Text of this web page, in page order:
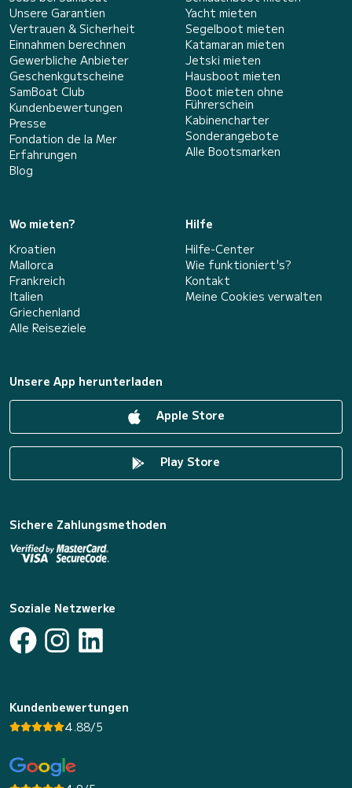
Unsere Garantien
Vertrauen & Sicherheit
Einnahmen berechnen
Gewerbliche Anbieter
Geschenkgutscheine
SamBoat Club
Kundenbewertungen
Presse
Fondation de la Mer
Erfahrungen
Blog
Yacht mieten
Segelboot mieten
Katamaran mieten
Jetski mieten
Hausboot mieten
Boot mieten ohne
Führerschein
Kabinencharter
Sonderangebote
Alle Bootsmarken
Wo mieten?
Kroatien
Mallorca
Frankreich
Italien
Griechenland
Alle Reiseziele
Hilfe
Hilfe-Center
Wie funktioniert's?
Kontakt
Meine Cookies verwalten
Unsere App herunterladen
Apple Store
Play Store
Sichere Zahlungsmethoden
Soziale Netzwerke
Kundenbewertungen
4.88/5